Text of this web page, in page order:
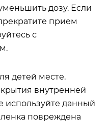
дозу. Если
прием
с
детей месте.
внутренней
данный
повреждена